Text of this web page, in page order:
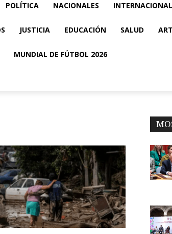
POLÍTICA NACIONALES
JUSTICIA EDUCACIÓN SALUD
MUNDIAL DE FÚTBOL 2026